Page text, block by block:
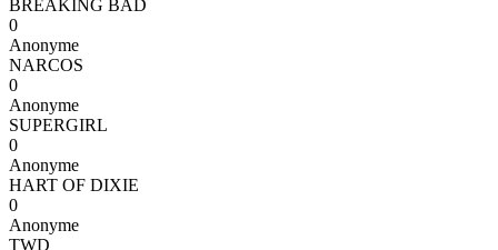
BREAKING BAD
0
Anonyme
NARCOS
0
Anonyme
SUPERGIRL
0
Anonyme
HART OF DIXIE
0
Anonyme
TWD